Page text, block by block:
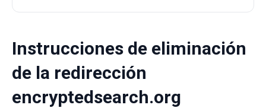
Instrucciones de eliminación
de la redirección
encryptedsearch.org